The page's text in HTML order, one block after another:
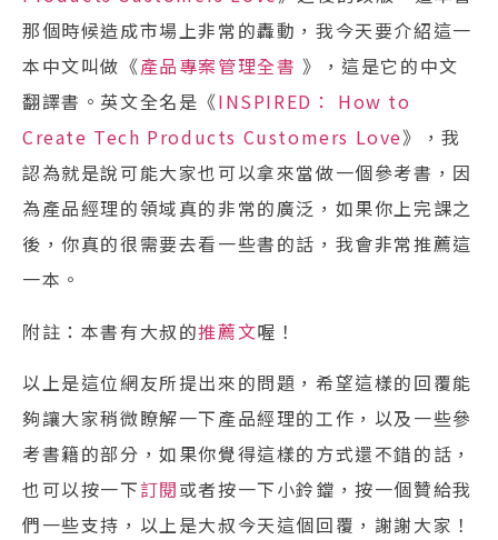
那個時候造成市場上非常的轟動，‌‌我今天要介紹這一
本中文叫做《產品專案管理全書 》，這是它的中文
翻譯書。英文全名是《INSPIRED： How to
Create Tech Products Customers Love》，我
認為就是說‌‌可能大家也可以拿來當做一個參考書，因
為產品經理的領域真的非常的廣泛，如果你上完課之
後，你真的很需要去看一些書的話，我會非常推薦這
一本。‌‌
附註：本書有大叔的推薦文喔！‌
以上是這位網友所提出來的問題，希望這樣的回覆能
夠讓大家稍微瞭解一下產品經理的工作，以及一些參
考書籍的部分，‌‌如果你覺得這樣的方式還不錯的話，
也可以按一下訂閱或者按一下小鈴鐺，按一個贊給我
們一些支持，以上是大叔今天這個回覆，謝謝大家！‌